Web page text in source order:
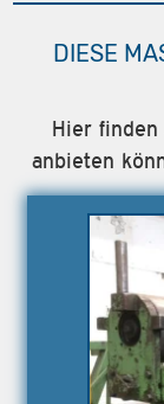
DIESE
Hier
anbieten